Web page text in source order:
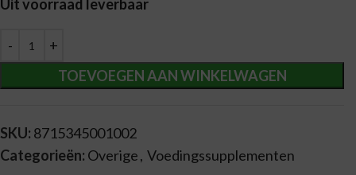
Uit voorraad leverbaar
TOEVOEGEN AAN WINKELWAGEN
Alternative:
SKU: 8715345001002
Categorieën: Overige, Voedingssupplementen